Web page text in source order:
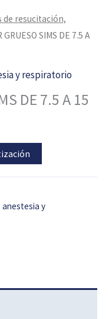
de resucitación,
GRUESO SIMS DE 7.5 A
y respiratorio
DE 7.5 A 15
y